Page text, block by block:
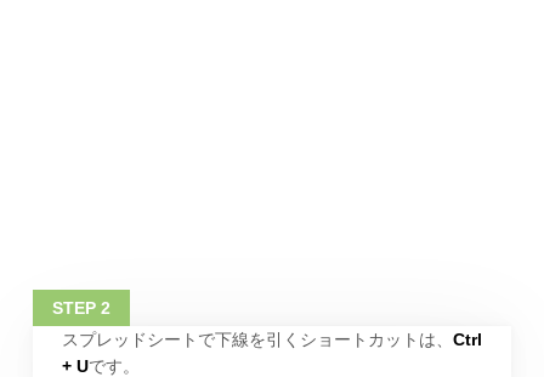
スプレッドシートで下線を引くショートカットは、 Ctrl
+ Uです。